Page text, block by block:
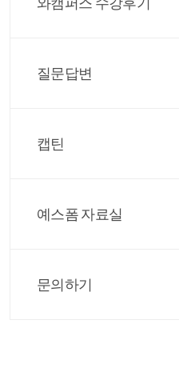
질문답변
캡틴
예스폼 자료실
문의하기